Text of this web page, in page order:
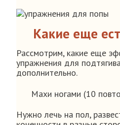
Какие еще
Рассмотрим, какие еще
упражнения для
дополнительно.
Махи ногами (10
Нужно лечь на пол,